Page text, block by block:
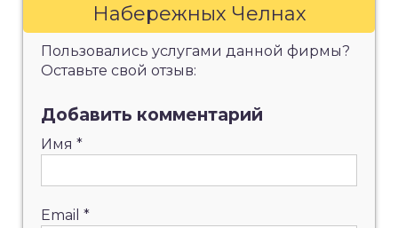
Набережных Челнах
Пользовались услугами данной фирмы?
Оставьте свой отзыв:
Добавить комментарий
Имя *
Email *